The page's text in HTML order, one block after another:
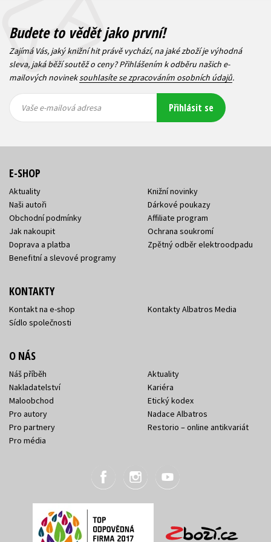
Budete to vědět jako první!
Zajímá Vás, jaký knižní hit právě vychází, na jaké zboží je výhodná
sleva, jaká běží soutěž o ceny? Přihlášením k odběru našich e-
mailových novineksouhlasíte se zpracováním osobních údajů.
mailová
mailová
Vaše e-mailová adresa Přihlásit se
E-SHOP
Aktuality
Naši autoři
Obchodní podmínky
Jak nakoupit
Doprava a platba
Benefitní a slevové programy
Knižní novinky
Dárkové poukazy
Affiliate program
Ochrana soukromí
Zpětný odběr elektroodpadu
KONTAKTY
Kontakt na e-shop
Sídlo společnosti
Kontakty Albatros Media
O NÁS
Náš příběh
Nakladatelství
Maloobchod
Pro autory
Pro partnery
Pro média
Aktuality
Kariéra
Etický kodex
Nadace Albatros
Restorio – online antikvariát